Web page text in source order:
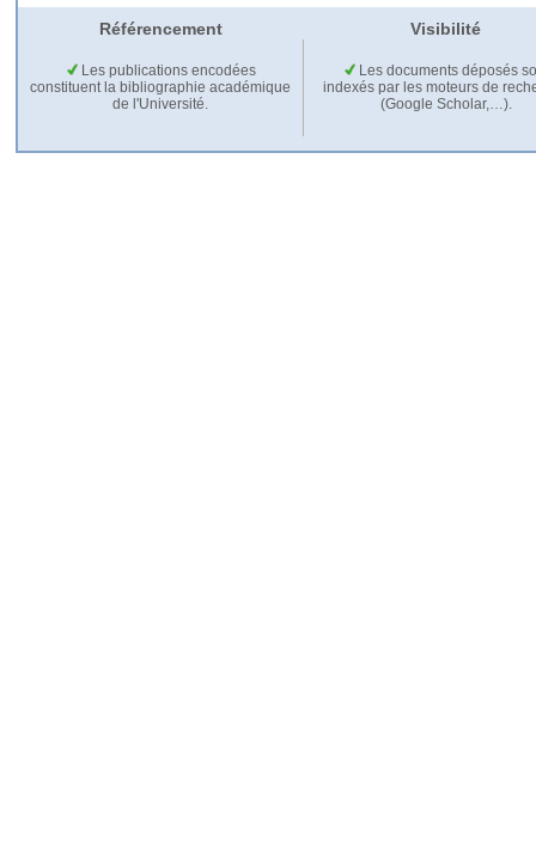
Référencement Visibilité
Les publications encodées
constituent la bibliographie académique
de l'Université.
Les documents déposés
indexés par les moteurs de
(Google Scholar,…).